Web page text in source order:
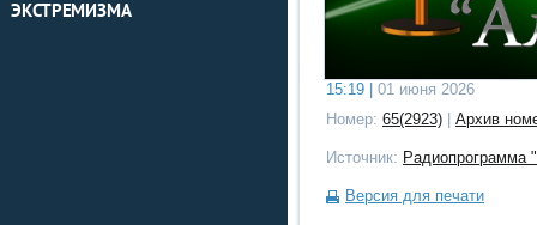
ЭКСТРЕМИЗМА
15:19 |
01 июня 2026
Номер: 65(2923) Архив
Источник: Радиопрограмма
Версия для печати